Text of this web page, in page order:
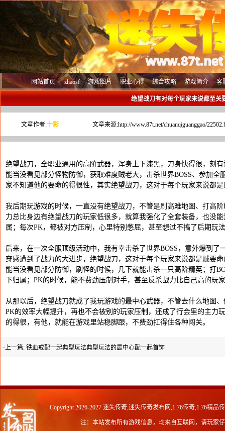
客
游戏简介
综合攻略
职业心得
游戏图片
zhaosf
网站首页 |
绝望战刀有对每个玩家来说都至关
文章作者:十彩 文章来源:http://www.87t.net/chuanqiguanggao/
绝望战刀，全职业通用的高阶武器，浑身上下漆黑，刀身快得很，刻
能当没看见部分怪物防御，获取难度贼老大，击杀世界BOSS、参加
家不知道他的要命的得很性，其实绝望战刀，这对于每个玩家来说都
我后期玩游戏的时候，一直没有绝望战刀，不管是刷高难地图、打高
力总比身边有绝望战刀的玩家低很多，就算我强化了全套装备，也没
属；每次PK，都被对方压制，心里特别憋屈，甚至想过不搞了后期玩
后来，在一次全服顶级活动中，我有幸击杀了世界BOSS，意外爆到
穿感遭到了战力的大进步，绝望战刀，这对于每个玩家来说都是贼要
能当没看见部分防御，刷怪的时候，几下就能击杀一只高阶精英；打
下归属；PK的时候，能不费劲压制对手，甚至反杀战力比自己高的玩
从那以后，绝望战刀就成了我玩游戏的最中心武器，不管去什么地图
PK的效率大幅提升，再也不会被别的玩家压制，还成了行会里的主力
的得很，有他，就能在游戏里站稳脚跟，不费劲扛得住各种闯关。
·上一篇: 铁血戒配一起典型玩法典型玩法的最中心配一起首饰
Copyright 2026-2027 迷失传奇,迷失传奇发布网,1.76传奇,1.76精品
注：本站发布所有游戏信息，均来自互联网，请玩家